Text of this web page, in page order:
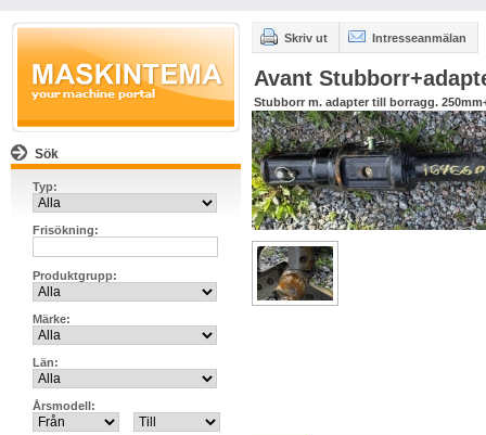
Sök
Typ:
Frisökning:
Produktgrupp:
Märke:
Län:
Årsmodell:
Skriv ut Intresseanmälan
Avant
Stubborr m. adapter till borragg.